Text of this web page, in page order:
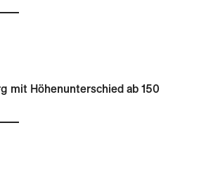
mit Höhenunterschied ab 150